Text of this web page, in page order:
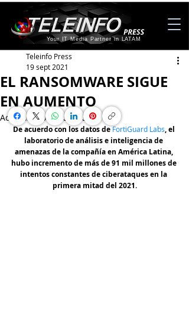
Your IT Media Partner in LATAM
EL RANSOMWARE SIGUE
EN AUMENTO
Teleinfo Press
19 sept 2021
Actualizado: 19 oct 2021
De acuerdo con los datos de FortiGuard Labs, el
laboratorio de análisis e inteligencia de
amenazas de la compañía en América Latina,
hubo incremento de más de 91 mil millones de
intentos constantes de ciberataques en la
primera mitad del 2021.